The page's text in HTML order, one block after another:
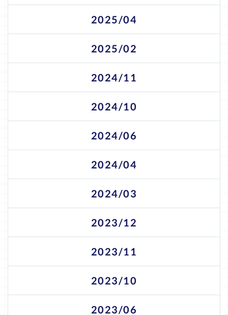
2025/04
2025/02
2024/11
2024/10
2024/06
2024/04
2024/03
2023/12
2023/11
2023/10
2023/06